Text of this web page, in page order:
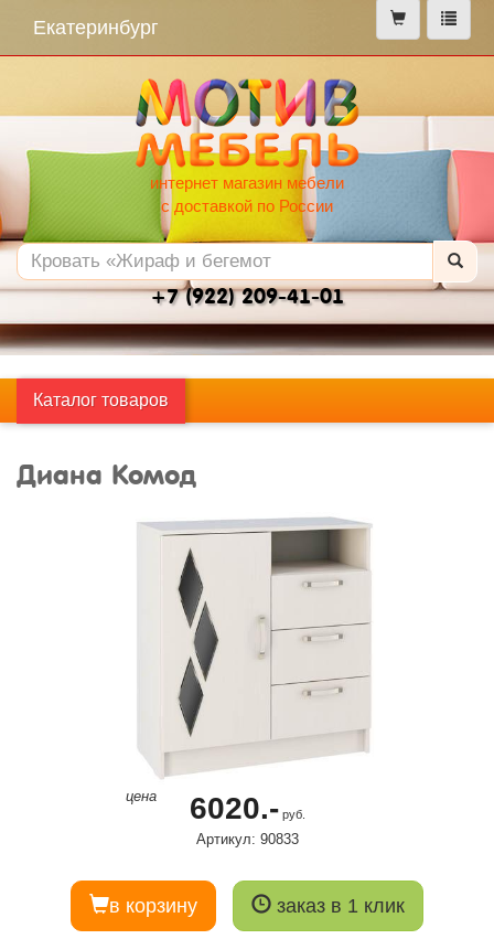
меню
Екатеринбург
интернет магазин мебели
с доставкой по России
+7 (922) 209-41-01
Каталог товаров
Диана Комод
цена 6020.-руб.
Артикул: 90833
в корзину заказ в 1 клик